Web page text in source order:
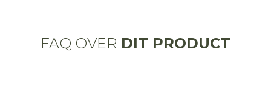
FAQ OVER DIT PRODUCT